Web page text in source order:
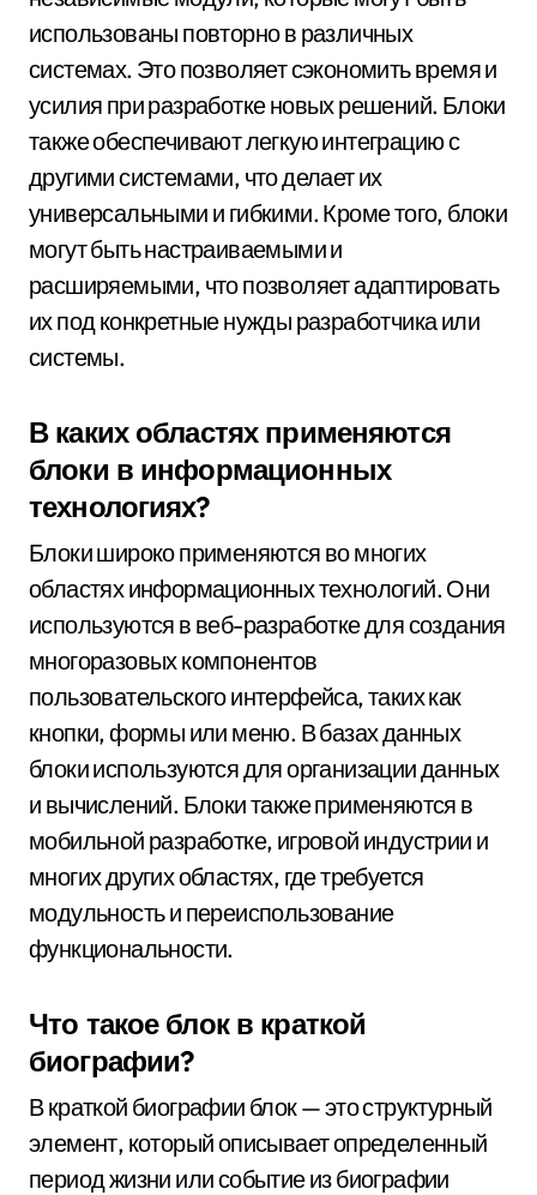
использованы повторно в различных
системах. Это позволяет сэкономить время и
усилия при разработке новых решений. Блоки
также обеспечивают легкую интеграцию с
другими системами, что делает их
универсальными и гибкими. Кроме того, блоки
могут быть настраиваемыми и
расширяемыми, что позволяет адаптировать
их под конкретные нужды разработчика или
системы.
В каких областях применяются
блоки в информационных
технологиях?
Блоки широко применяются во многих
областях информационных технологий. Они
используются в веб-разработке для создания
многоразовых компонентов
пользовательского интерфейса, таких как
кнопки, формы или меню. В базах данных
блоки используются для организации данных
и вычислений. Блоки также применяются в
мобильной разработке, игровой индустрии и
многих других областях, где требуется
модульность и переиспользование
функциональности.
Что такое блок в краткой
биографии?
В краткой биографии блок — это структурный
элемент, который описывает определенный
период жизни или событие из биографии